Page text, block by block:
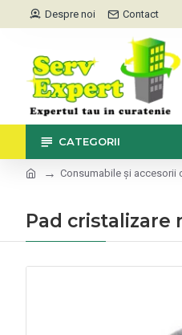
Despre noi Contact
CATEGORII
Consumabile și accesorii
Pad cristalizare